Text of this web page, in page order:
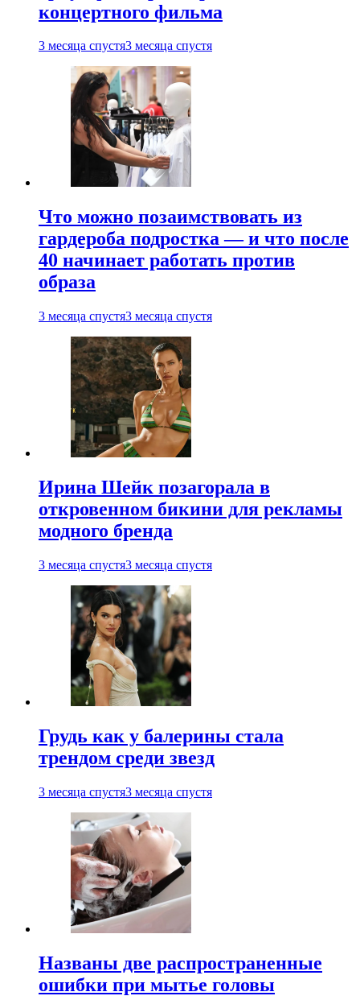
концертного фильма
3 месяца спустя3 месяца спустя
Что можно позаимствовать из
гардероба подростка — и что после
40 начинает работать против
образа
3 месяца спустя3 месяца спустя
Ирина Шейк позагорала в
откровенном бикини для рекламы
модного бренда
3 месяца спустя3 месяца спустя
Грудь как у балерины стала
трендом среди звезд
3 месяца спустя3 месяца спустя
Названы две распространенные
ошибки при мытье головы